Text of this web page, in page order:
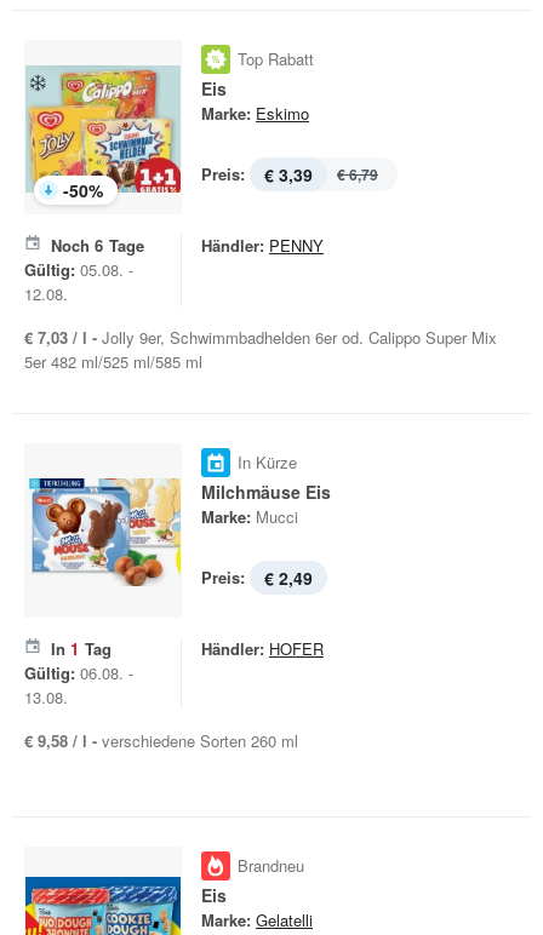
-50%
Top Rabatt
Eis
Marke: Eskimo
Preis: € 3,39 € 6,79
Noch 6 Tage
Gültig: 05.08. -
12.08.
Händler: PENNY
€ 7,03 / l - Jolly 9er, Schwimmbadhelden 6er od. Calippo Super Mix
5er 482 ml/525 ml/585 ml
In Kürze
Milchmäuse Eis
Marke: Mucci
Preis: € 2,49
In 1 Tag
Gültig: 06.08. -
13.08.
Händler: HOFER
€ 9,58 / l - verschiedene Sorten 260 ml
Brandneu
Eis
Marke: Gelatelli